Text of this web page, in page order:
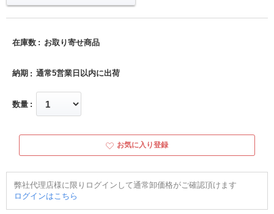
在庫数 お取り寄せ商品
納期 通常5営業日以内に出荷
数量
お気に入り登録
弊社代理店様に限りログインして通常卸価格がご確認頂けます
ログインはこちら